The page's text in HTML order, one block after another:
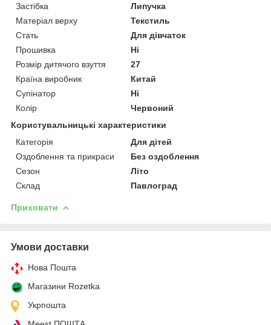
Застібка
Липучка
Матеріал верху
Текстиль
Стать
Для дівчаток
Прошивка
Ні
Розмір дитячого взуття
27
Країна виробник
Китай
Супінатор
Ні
Колір
Червоний
Користувальницькі характеристики
Категорія
Для дітей
Оздоблення та прикраси
Без оздоблення
Сезон
Літо
Склад
Павлоград
Приховати
Умови доставки
Нова Пошта
Магазини Rozetka
Укрпошта